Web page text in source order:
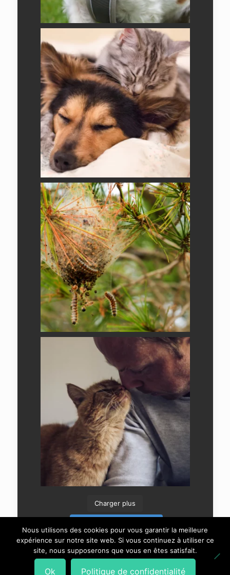
Charger plus
Nous utilisons des cookies pour vous garantir la meilleure
expérience sur notre site web. Si vous continuez à utiliser ce
site, nous supposerons que vous en êtes satisfait.
Ok Politique de confidentialité